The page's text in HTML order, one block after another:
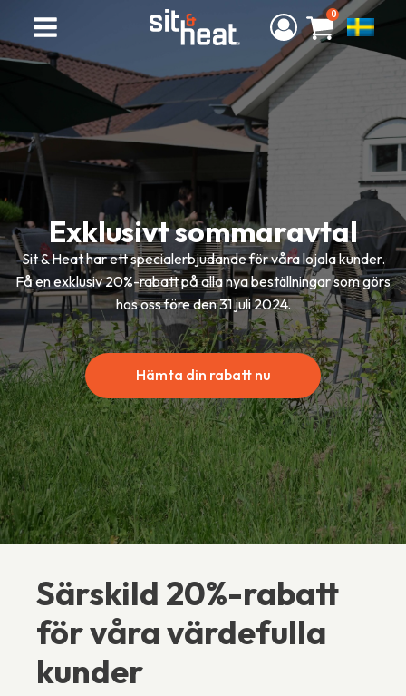
0
Exklusivt sommaravtal
Sit & Heat har ett specialerbjudande för våra lojala kunder.
Få en exklusiv 20%-rabatt på alla nya beställningar som görs
hos oss före den 31 juli 2024.
Hämta din rabatt nu
Särskild 20%-rabatt
för våra värdefulla
kunder